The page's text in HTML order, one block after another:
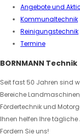
Angebote und
Kommunaltechnik
Reinigungstechnik
Termine
BORNMANN Technik
Seit fast 50 Jahren sind
Bereiche
Fördertechnik und
Ihnen helfen Ihre
Fordern Sie uns!